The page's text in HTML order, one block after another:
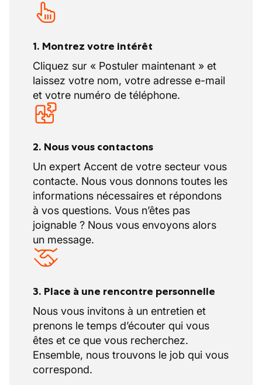
Intéressé(e) ?
Contactez-nous au 071 69 89 42 et venez
le meilleur entretien commence par un bon
café ! (Et si vous préférez le thé ou un verre
d’eau, on s’adapte volontiers !)
1. Montrez votre intérêt
Cliquez sur « Postuler maintenant » et
laissez votre nom, votre adresse e-mail
et votre numéro de téléphone.
2. Nous vous contactons
Un expert Accent de votre secteur vous
contacte. Nous vous donnons toutes les
informations nécessaires et répondons
à vos questions. Vous n’êtes pas
joignable ? Nous vous envoyons alors
un message.
3. Place à une rencontre personnelle
Nous vous invitons à un entretien et
prenons le temps d’écouter qui vous
êtes et ce que vous recherchez.
Ensemble, nous trouvons le job qui vous
correspond.